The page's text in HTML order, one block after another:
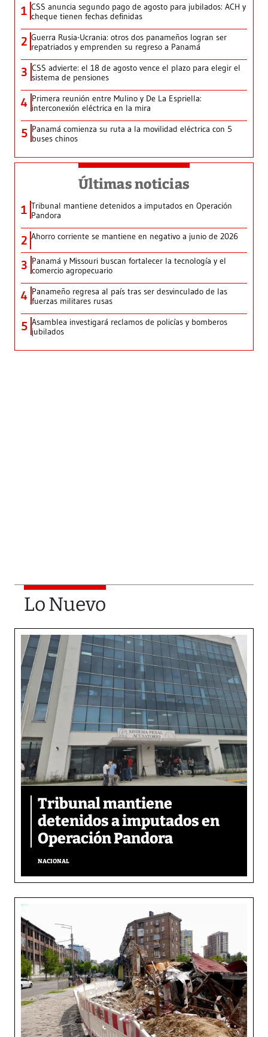
1 CSS anuncia segundo pago de agosto para jubilados: ACH y
cheque tienen fechas definidas
2 Guerra Rusia-Ucrania: otros dos panameños logran ser
repatriados y emprenden su regreso a Panamá
3 CSS advierte: el 18 de agosto vence el plazo para elegir el
sistema de pensiones
4 Primera reunión entre Mulino y De La Espriella:
interconexión eléctrica en la mira
5 Panamá comienza su ruta a la movilidad eléctrica con 5
buses chinos
Últimas noticias
1 Tribunal mantiene detenidos a imputados en Operación
Pandora
2 Ahorro corriente se mantiene en negativo a junio de 2026
3 Panamá y Missouri buscan fortalecer la tecnología y el
comercio agropecuario
4 Panameño regresa al país tras ser desvinculado de las
fuerzas militares rusas
5 Asamblea investigará reclamos de policías y bomberos
jubilados
Lo Nuevo
Tribunal mantiene
detenidos a imputados en
Operación Pandora
NACIONAL